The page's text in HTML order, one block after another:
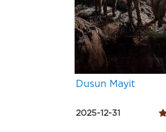
Dusun Mayit
2025-12-31